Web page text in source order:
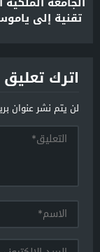
تقنية إلى
اترك تعليق
لن يتم نشر عنوان